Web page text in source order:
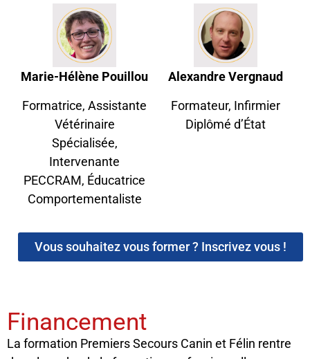
Marie-Hélène Pouillou
Formatrice, Assistante
Vétérinaire
Spécialisée,
Intervenante
PECCRAM, Éducatrice
Comportementaliste
Alexandre Vergnaud
Formateur, Infirmier
Diplômé d’État
Vous souhaitez vous former ? Inscrivez vous !
Financement
La formation Premiers Secours Canin et Félin rentre